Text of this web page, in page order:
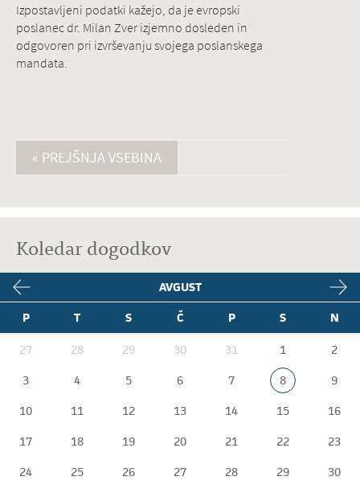
Izpostavljeni podatki kažejo, da je evropski
poslanec dr. Milan Zver izjemno dosleden in
odgovoren pri izvrševanju svojega poslanskega
mandata.
« PREJŠNJA VSEBINA
Koledar dogodkov
AVGUST
P
T S Č P S N
27 28 29 30 31 1
2
3
4 5 6 7 8
9
10
11 12 13 14 15
16
17
18 19 20 21 22
23
24
25 26 27 28 29
30